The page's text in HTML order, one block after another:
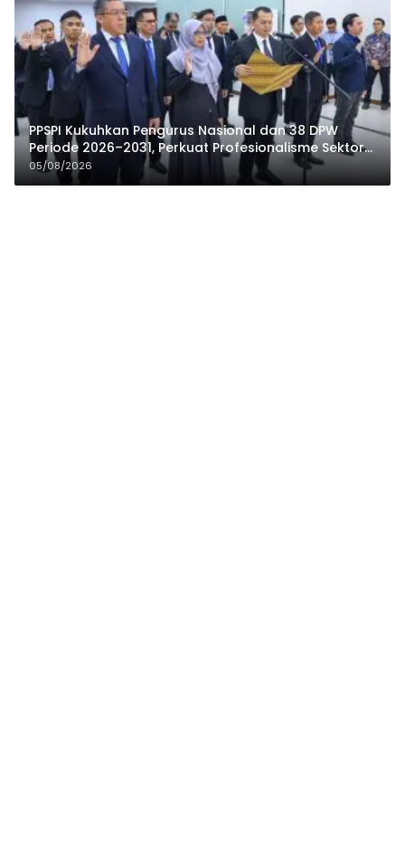
PPSPI Kukuhkan Pengurus Nasional dan 38 DPW
Periode 2026–2031, Perkuat Profesionalisme Sektor
Publik
05/08/2026